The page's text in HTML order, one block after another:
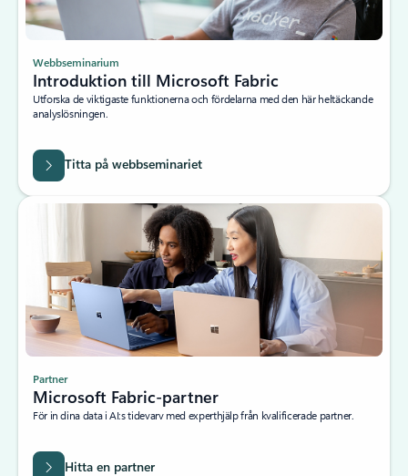
Webbseminarium
Introduktion till Microsoft Fabric
Utforska de viktigaste funktionerna och fördelarna med den här heltäckande
analyslösningen.
Titta på webbseminariet
Partner
Microsoft Fabric-partner
För in dina data i AI:s tidevarv med experthjälp från kvalificerade partner.
Hitta en partner